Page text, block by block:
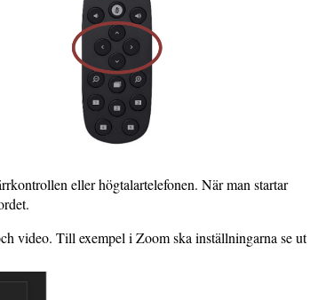
eller högtalartelefonen. När man startar
video. Till exempel i Zoom ska inställningarna se ut